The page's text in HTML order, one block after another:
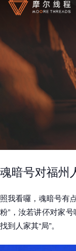
魂暗号对福州
照我看囉，魂暗号有
粉”，汝若讲伓对家
找到人家其“局”。